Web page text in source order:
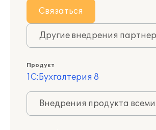
Связаться
Другие внедрения
Продукт
1С:Бухгалтерия 8
Внедрения продукта